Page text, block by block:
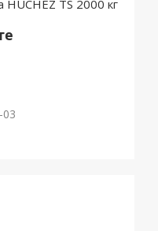
HUCHEZ TS 2000 кг